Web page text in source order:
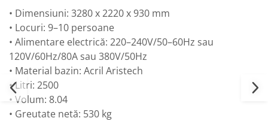
• Dimensiuni: 3280 x 2220 x 930 mm
• Locuri: 9–10 persoane
• Alimentare electrică: 220–240V/50–60Hz sau
120V/60Hz/80A sau 380V/50Hz
• Material bazin: Acril Aristech
• Litri: 2500
• Volum: 8.04
• Greutate netă: 530 kg